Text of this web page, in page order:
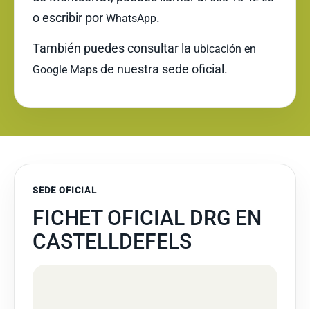
o escribir por WhatsApp.
También puedes consultar la ubicación en
Google Maps de nuestra sede oficial.
SEDE OFICIAL
FICHET OFICIAL DRG EN
CASTELLDEFELS